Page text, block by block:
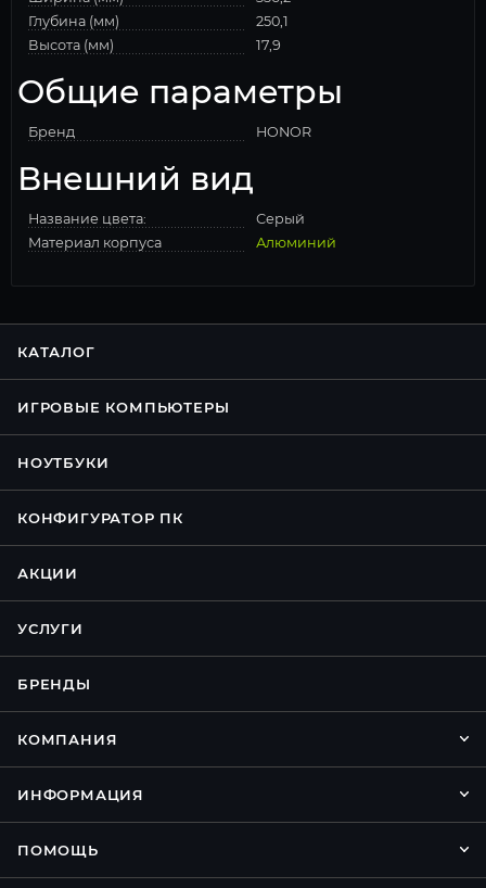
Глубина (мм)
250,1
Высота (мм)
17,9
Общие параметры
Бренд HONOR
Внешний вид
Название цвета:
Серый
Материал корпуса
Алюминий
КАТАЛОГ
ИГРОВЫЕ КОМПЬЮТЕРЫ
НОУТБУКИ
КОНФИГУРАТОР ПК
АКЦИИ
УСЛУГИ
БРЕНДЫ
КОМПАНИЯ
ИНФОРМАЦИЯ
ПОМОЩЬ